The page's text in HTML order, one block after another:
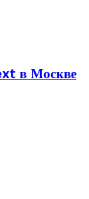
в Москве